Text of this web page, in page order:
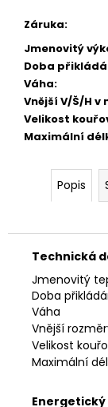
Záruka:
Jmenovitý
Doba
Váha:
Vnější V/Š/H v
Velikost
Maximální
Popis
Technická
Jmenovitý
Doba
Váha
Vnější
Velikost
Maximální